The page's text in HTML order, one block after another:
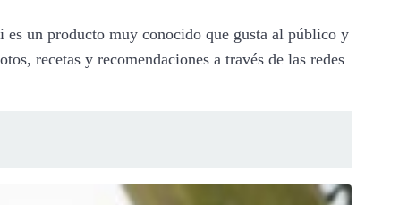
es un producto muy conocido que gusta al público y
recetas y recomendaciones a través de las redes